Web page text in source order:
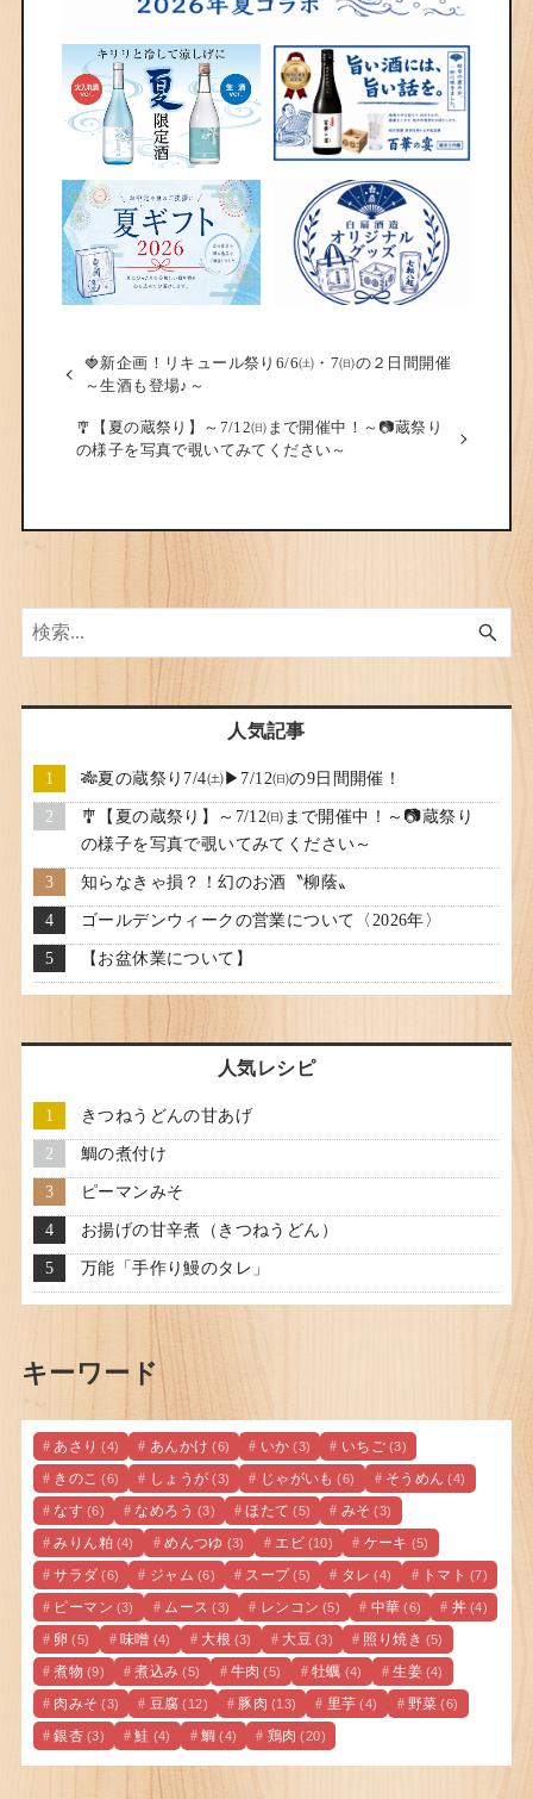
🍓新企画！リキュール祭り6/6㈯・7㈰の２日間開催
～生酒も登場♪～
🎐【夏の蔵祭り】～7/12㈰まで開催中！～📷蔵祭り
の様子を写真で覗いてみてください～
人気記事
🎋夏の蔵祭り7/4㈯▶7/12㈰の9日間開催！
🎐【夏の蔵祭り】～7/12㈰まで開催中！～📷蔵祭り
の様子を写真で覗いてみてください～
知らなきゃ損？！幻のお酒〝柳蔭〟
ゴールデンウィークの営業について〈2026年〉
【お盆休業について】
人気レシピ
きつねうどんの甘あげ
鯛の煮付け
ピーマンみそ
お揚げの甘辛煮（きつねうどん）
万能「手作り鰻のタレ」
キーワード
あさり (4) あんかけ (6) いか (3) いちご (3)
きのこ (6) しょうが (3) じゃがいも (6) そうめん (4)
なす (6) なめろう (3) ほたて (5) みそ (3)
みりん粕 (4) めんつゆ (3) エビ (10) ケーキ (5)
サラダ (6) ジャム (6) スープ (5) タレ (4) トマト (7)
ピーマン (3) ムース (3) レンコン (5) 中華 (6) 丼 (4)
卵 (5) 味噌 (4) 大根 (3) 大豆 (3) 照り焼き (5)
煮物 (9) 煮込み (5) 牛肉 (5) 牡蠣 (4) 生姜 (4)
肉みそ (3) 豆腐 (12) 豚肉 (13) 里芋 (4) 野菜 (6)
銀杏 (3) 鮭 (4) 鯛 (4) 鶏肉 (20)